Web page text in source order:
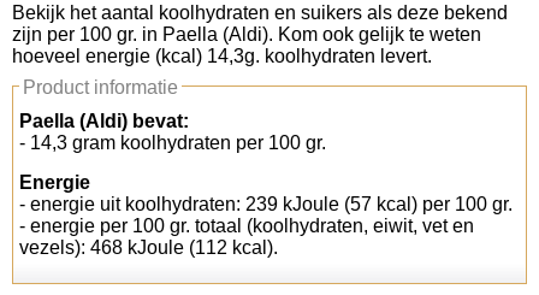
Koolhydraten tellen
Links
Bekijk het aantal koolhydraten en suikers als deze bekend
zijn per 100 gr. in Paella (Aldi). Kom ook gelijk te weten
hoeveel energie (kcal) 14,3g. koolhydraten levert.
Product informatie
Paella (Aldi) bevat:
- 14,3 gram koolhydraten per 100 gr.
Energie
- energie uit koolhydraten: 239 kJoule (57 kcal) per 100 gr.
- energie per 100 gr. totaal (koolhydraten, eiwit, vet en
vezels): 468 kJoule (112 kcal).